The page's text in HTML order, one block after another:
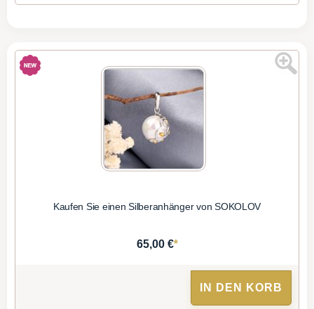
Kaufen Sie einen Silberanhänger von SOKOLOV
65,00 €*
IN DEN KORB